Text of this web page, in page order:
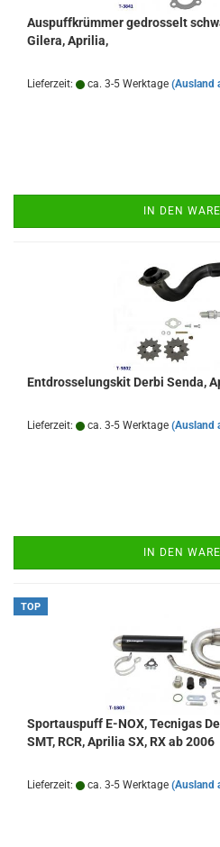
Auspuffkrümmer gedrosselt
Gilera, Aprilia,
Lieferzeit: ca. 3-5 Werktage (Ausland
IN DEN
Entdrosselungskit Derbi Senda,
Lieferzeit: ca. 3-5 Werktage (Ausland
IN DEN
TOP
Sportauspuff E-NOX, Tecnigas
SMT, RCR, Aprilia SX, RX ab 2006
Lieferzeit: ca. 3-5 Werktage (Ausland